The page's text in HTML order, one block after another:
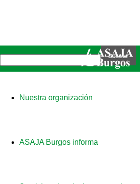
Nuestra organización
ASAJA Burgos informa